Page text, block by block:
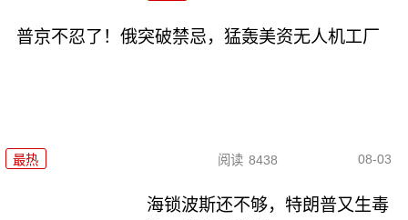
普京不忍了！俄突破禁忌，猛轰美资无人机工厂
最热 阅读 8438 08-03
海锁波斯还不够，特朗普又生毒